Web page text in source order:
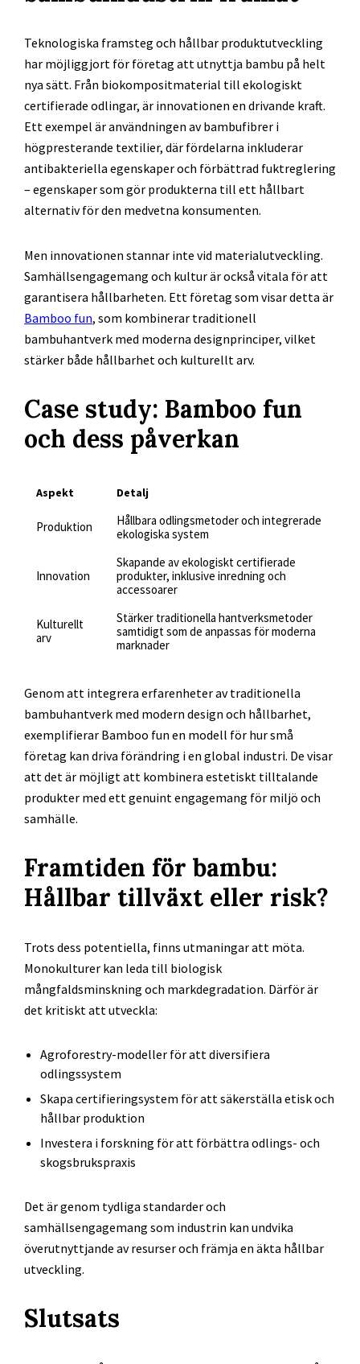
Teknologiska framsteg och hållbar produktutveckling
har möjliggjort för företag att utnyttja bambu på helt
nya sätt. Från biokompositmaterial till ekologiskt
certifierade odlingar, är innovationen en drivande kraft.
Ett exempel är användningen av bambufibrer i
högpresterande textilier, där fördelarna inkluderar
antibakteriella egenskaper och förbättrad fuktreglering
– egenskaper som gör produkterna till ett hållbart
alternativ för den medvetna konsumenten.
Men innovationen stannar inte vid materialutveckling.
Samhällsengagemang och kultur är också vitala för att
garantisera hållbarheten. Ett företag som visar detta är
Bamboo fun, som kombinerar traditionell
bambuhantverk med moderna designprinciper, vilket
stärker både hållbarhet och kulturellt arv.
Case study: Bamboo fun
och dess påverkan
Aspekt Detalj
Produktion
Hållbara odlingsmetoder och integrerade
ekologiska system
Innovation
Skapande av ekologiskt certifierade
produkter, inklusive inredning och
accessoarer
Kulturellt
arv
Stärker traditionella hantverksmetoder
samtidigt som de anpassas för moderna
marknader
Genom att integrera erfarenheter av traditionella
bambuhantverk med modern design och hållbarhet,
exemplifierar Bamboo fun en modell för hur små
företag kan driva förändring i en global industri. De visar
att det är möjligt att kombinera estetiskt tilltalande
produkter med ett genuint engagemang för miljö och
samhälle.
Framtiden för bambu:
Hållbar tillväxt eller risk?
Trots dess potentiella, finns utmaningar att möta.
Monokulturer kan leda till biologisk
mångfaldsminskning och markdegradation. Därför är
det kritiskt att utveckla:
Agroforestry-modeller för att diversifiera
odlingssystem
Skapa certifieringsystem för att säkerställa etisk och
hållbar produktion
Investera i forskning för att förbättra odlings- och
skogsbrukspraxis
Det är genom tydliga standarder och
samhällsengagemang som industrin kan undvika
överutnyttjande av resurser och främja en äkta hållbar
utveckling.
Slutsats